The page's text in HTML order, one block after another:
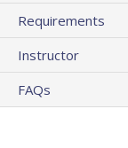
Requirements
Instructor
FAQs